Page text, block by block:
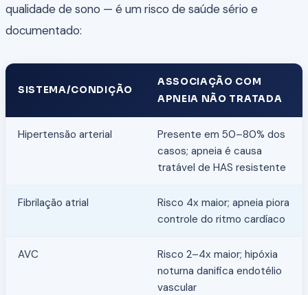
qualidade de sono — é um risco de saúde sério e
documentado:
SISTEMA/CONDIÇÃO
ASSOCIAÇÃO COM
APNEIA NÃO TRATADA
Hipertensão arterial
Presente em 50–80% dos
casos; apneia é causa
tratável de HAS resistente
Fibrilação atrial
Risco 4x maior; apneia piora
controle do ritmo cardíaco
AVC
Risco 2–4x maior; hipóxia
noturna danifica endotélio
vascular